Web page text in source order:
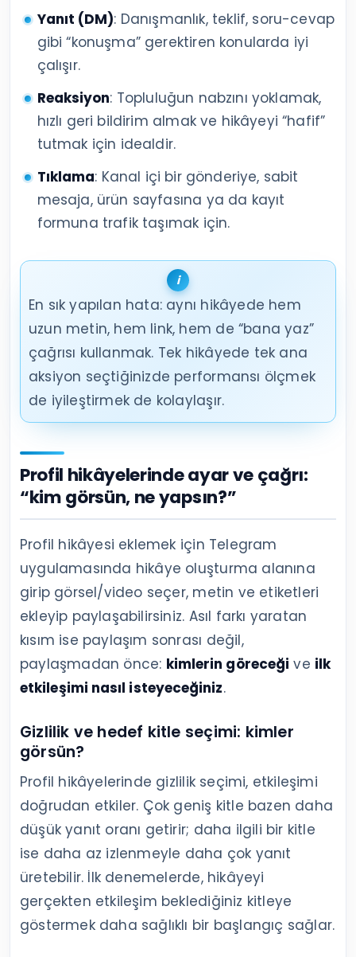
Yanıt (DM): Danışmanlık, teklif, soru-cevap
gibi “konuşma” gerektiren konularda iyi
çalışır.
Reaksiyon: Topluluğun nabzını yoklamak,
hızlı geri bildirim almak ve hikâyeyi “hafif”
tutmak için idealdir.
Tıklama: Kanal içi bir gönderiye, sabit
mesaja, ürün sayfasına ya da kayıt
formuna trafik taşımak için.
En sık yapılan hata: aynı hikâyede hem
uzun metin, hem link, hem de “bana yaz”
çağrısı kullanmak. Tek hikâyede tek ana
aksiyon seçtiğinizde performansı ölçmek
de iyileştirmek de kolaylaşır.
Profil hikâyelerinde ayar ve çağrı:
“kim görsün, ne yapsın?”
Profil hikâyesi eklemek için Telegram
uygulamasında hikâye oluşturma alanına
girip görsel/video seçer, metin ve etiketleri
ekleyip paylaşabilirsiniz. Asıl farkı yaratan
kısım ise paylaşım sonrası değil,
paylaşmadan önce: kimlerin göreceği ve ilk
etkileşimi nasıl isteyeceğiniz.
Gizlilik ve hedef kitle seçimi: kimler
görsün?
Profil hikâyelerinde gizlilik seçimi, etkileşimi
doğrudan etkiler. Çok geniş kitle bazen daha
düşük yanıt oranı getirir; daha ilgili bir kitle
ise daha az izlenmeyle daha çok yanıt
üretebilir. İlk denemelerde, hikâyeyi
gerçekten etkileşim beklediğiniz kitleye
göstermek daha sağlıklı bir başlangıç sağlar.